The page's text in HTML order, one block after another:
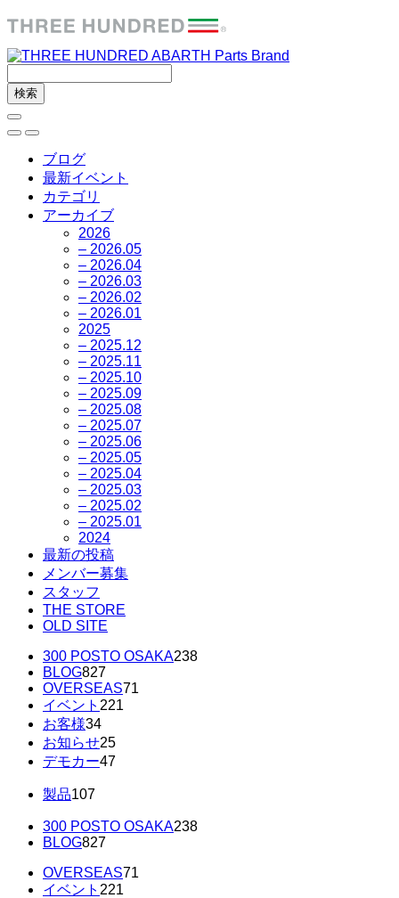
ブログ
最新イベント
カテゴリ
アーカイブ
2026
– 2026.05
– 2026.04
– 2026.03
– 2026.02
– 2026.01
2025
– 2025.12
– 2025.11
– 2025.10
– 2025.09
– 2025.08
– 2025.07
– 2025.06
– 2025.05
– 2025.04
– 2025.03
– 2025.02
– 2025.01
2024
最新の投稿
メンバー募集
スタッフ
THE STORE
OLD SITE
300 POSTO OSAKA238
BLOG827
OVERSEAS71
イベント 221
お客様34
お知らせ25
デモカー47
製品107
300 POSTO OSAKA238
BLOG827
OVERSEAS71
イベント 221